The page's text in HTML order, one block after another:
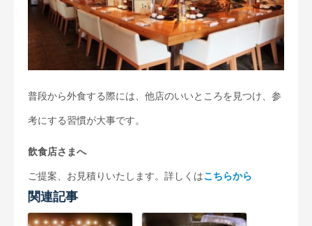
普段から外食する際には、他店のいいところを見つけ、参
考にする習慣が大事です。
飲食店さまへ
ご提案、お見積りいたします。詳しくはこちらから
関連記事